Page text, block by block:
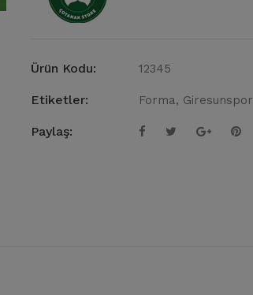
Ürün Kodu: 12345
Etiketler: Forma, Giresunspor
Paylaş: